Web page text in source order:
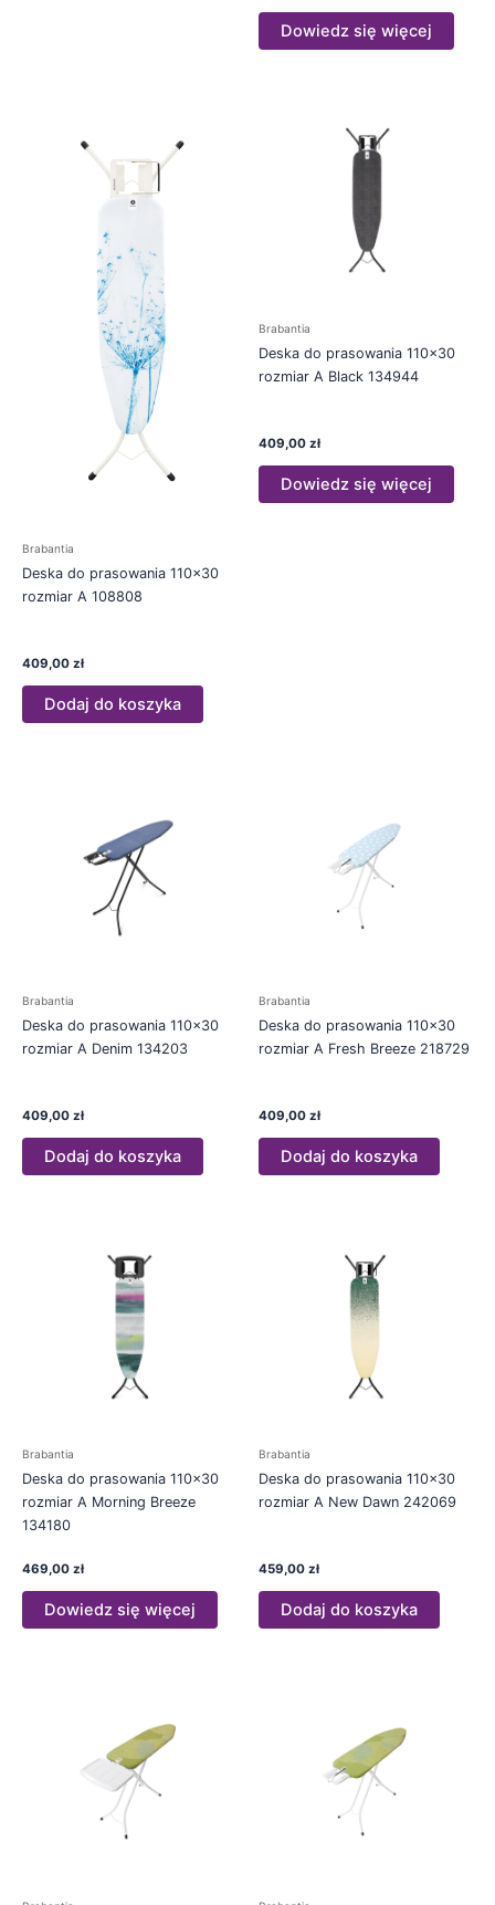
Dowiedz się więcej
Brabantia
Deska do prasowania 110×30
rozmiar A 108808
409,00 zł
Dodaj do koszyka
Brabantia
Deska do prasowania 110×30
rozmiar A Black 134944
409,00 zł
Dowiedz się więcej
Brabantia
Deska do prasowania 110×30
rozmiar A Denim 134203
409,00 zł
Dodaj do koszyka
Brabantia
Deska do prasowania 110×30
rozmiar A Fresh Breeze 218729
409,00 zł
Dodaj do koszyka
Brabantia
Deska do prasowania 110×30
rozmiar A Morning Breeze
134180
469,00 zł
Dowiedz się więcej
Brabantia
Deska do prasowania 110×30
rozmiar A New Dawn 242069
459,00 zł
Dodaj do koszyka